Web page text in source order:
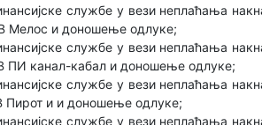
службе у вези неплаћања
Мелос и доношење одлуке;
службе у вези неплаћања
ПИ канал-кабал и доношење одлуке;
службе у вези неплаћања
Пирот и и доношење одлуке;
службе у вези неплаћања